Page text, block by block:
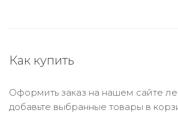
Как купить
Оформить заказ на нашем сайте
добавьте выбранные товары в